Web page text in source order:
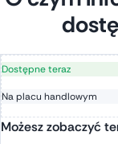
Dostępne teraz
Na placu handlowym
Możesz zobaczyć